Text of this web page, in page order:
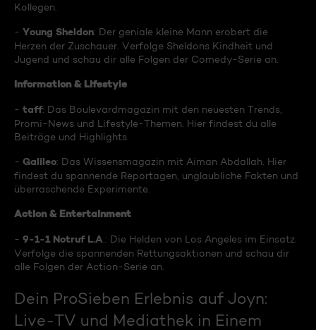
Kollegen.
- Young Sheldon: Der geniale kleine Mann erobert die
Herzen der Zuschauer. Verfolge Sheldons Kindheit und
Jugend und schau dir alle Folgen der Comedy-Serie an.
Information & Lifestyle
- taff: Das Boulevardmagazin mit den neuesten Trends,
Promi-News und Lifestyle-Themen. Hier findest du alle
Beiträge und Highlights.
- Galileo: Das Wissensmagazin mit Aiman Abdallah. Hier
findest du spannende Reportagen, unglaubliche Fakten und
überraschende Experimente.
Action & Entertainment
- 9-1-1 Notruf L.A .: Die Helden von Los Angeles im Einsatz.
Verfolge die spannenden Rettungsaktionen und schau dir
alle Folgen der Action-Serie an.
Dein ProSieben Erlebnis auf Joyn:
Live-TV und Mediathek in Einem